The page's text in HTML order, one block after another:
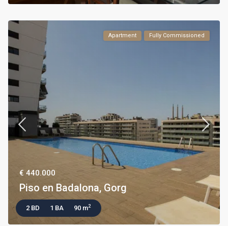
Apartment Fully Commissioned
€ 440.000
Piso en Badalona, Gorg
2 BD 1 BA 90 m2